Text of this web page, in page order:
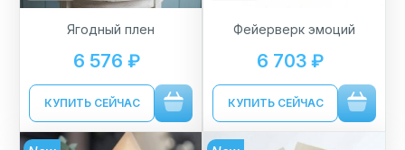
Ягодный плен
6 576 ₽
КУПИТЬ СЕЙЧАС
Фейерверк эмоций
6 703 ₽
КУПИТЬ СЕЙЧАС